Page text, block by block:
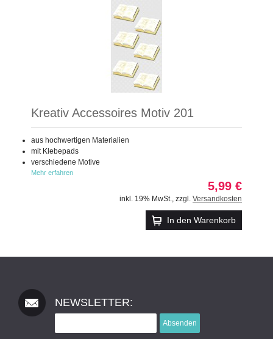
Kreativ Accessoires Motiv 201
aus hochwertigen Materialien
mit Klebepads
verschiedene Motive
Mehr erfahren
5,99 €
inkl. 19% MwSt. zzgl. Versandkosten
In den Warenkorb
NEWSLETTER:
Absenden